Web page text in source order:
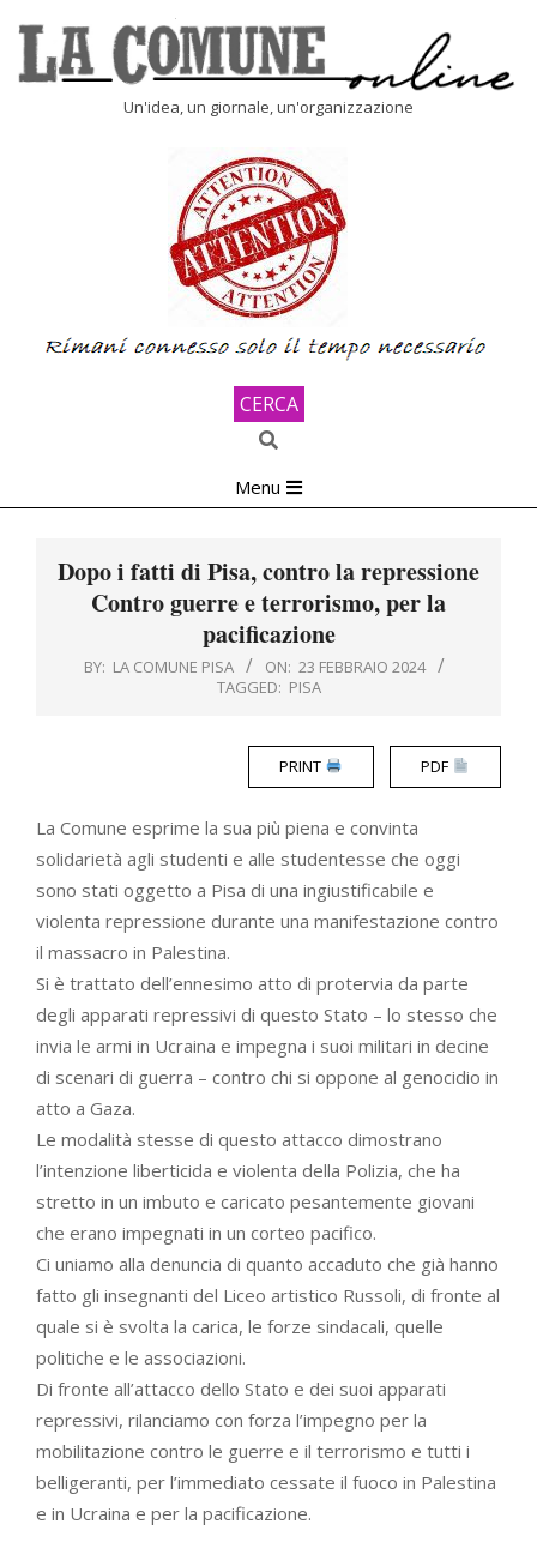
content
Un'idea, un giornale, un'organizzazione
CERCA
Search
Navigation
Menu
Dopo i fatti di Pisa, contro la repressione
Contro guerre e terrorismo, per la
pacificazione
BY: LA COMUNE PISA ON: 23 FEBBRAIO 2024
TAGGED: PISA
PRINT PDF
La Comune esprime la sua più piena e convinta
solidarietà agli studenti e alle studentesse che oggi
sono stati oggetto a Pisa di una ingiustificabile e
violenta repressione durante una manifestazione contro
il massacro in Palestina.
Si è trattato dell’ennesimo atto di protervia da parte
degli apparati repressivi di questo Stato – lo stesso che
invia le armi in Ucraina e impegna i suoi militari in decine
di scenari di guerra – contro chi si oppone al genocidio in
atto a Gaza.
Le modalità stesse di questo attacco dimostrano
l’intenzione liberticida e violenta della Polizia, che ha
stretto in un imbuto e caricato pesantemente giovani
che erano impegnati in un corteo pacifico.
Ci uniamo alla denuncia di quanto accaduto che già hanno
fatto gli insegnanti del Liceo artistico Russoli, di fronte al
quale si è svolta la carica, le forze sindacali, quelle
politiche e le associazioni.
Di fronte all’attacco dello Stato e dei suoi apparati
repressivi, rilanciamo con forza l’impegno per la
mobilitazione contro le guerre e il terrorismo e tutti i
belligeranti, per l’immediato cessate il fuoco in Palestina
e in Ucraina e per la pacificazione.